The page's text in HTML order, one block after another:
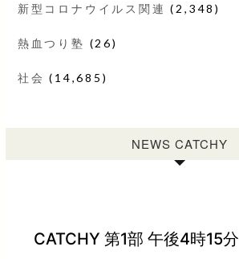
新型コロナウイルス関連 (2,348)
熱血つり塾 (26)
社会 (14,685)
NEWS CATCHY
CATCHY 第1部 午後4時15分